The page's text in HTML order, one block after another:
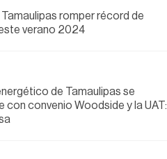
Tamaulipas romper récord de
verano 2024
de Tamaulipas se
con convenio Woodside y la UAT: